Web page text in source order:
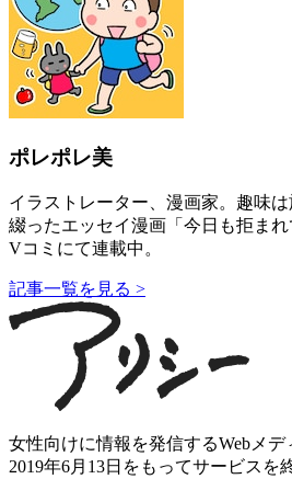
ポレポレ美
イラストレーター、漫画家。趣味
綴ったエッセイ漫画「今日も拒ま
Vコミにて連載中。
記事一覧を見る >
女性向けに情報を発信するWebメデ
2019年6月13日をもってサービスを